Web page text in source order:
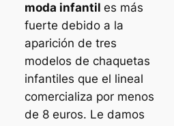
moda infantil es más
fuerte debido a la
aparición de tres
modelos de chaquetas
infantiles que el lineal
comercializa por menos
de 8 euros. Le damos